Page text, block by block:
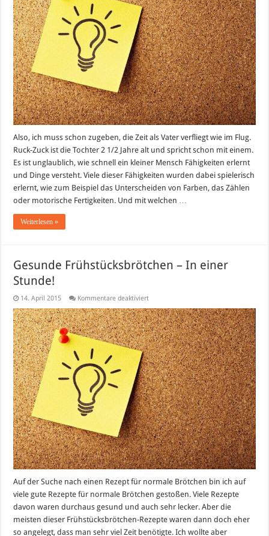
bis
heute
(2
1/2
Jahre)
Also, ich muss schon zugeben, die Zeit als Vater verfliegt wie im Flug.
Ruck-Zuck ist die Tochter 2 1/2 Jahre alt und spricht schon mit einem.
Es ist unglaublich, wie schnell ein kleiner Mensch Fähigkeiten erlernt
und Dinge versteht. Viele dieser Fähigkeiten wurden dabei spielerisch
erlernt, wie zum Beispiel das Unterscheiden von Farben, das Zählen
oder motorische Fertigkeiten. Und mit welchen …
Weiterlesen »
Gesunde Frühstücksbrötchen – In einer
Stunde!
14. April 2015 Kommentare deaktiviertfür
Frühstücksbrötchen
–
In
einer
Stunde!
Auf der Suche nach einen Rezept für normale Brötchen bin ich auf
viele gute Rezepte für normale Brötchen gestoßen. Viele Rezepte
davon waren durchaus gesund und auch sehr lecker. Aber die
meisten dieser Frühstücksbrötchen-Rezepte waren dann doch eher
so angelegt, dass man sehr viel Zeit benötigte. Ich wollte aber